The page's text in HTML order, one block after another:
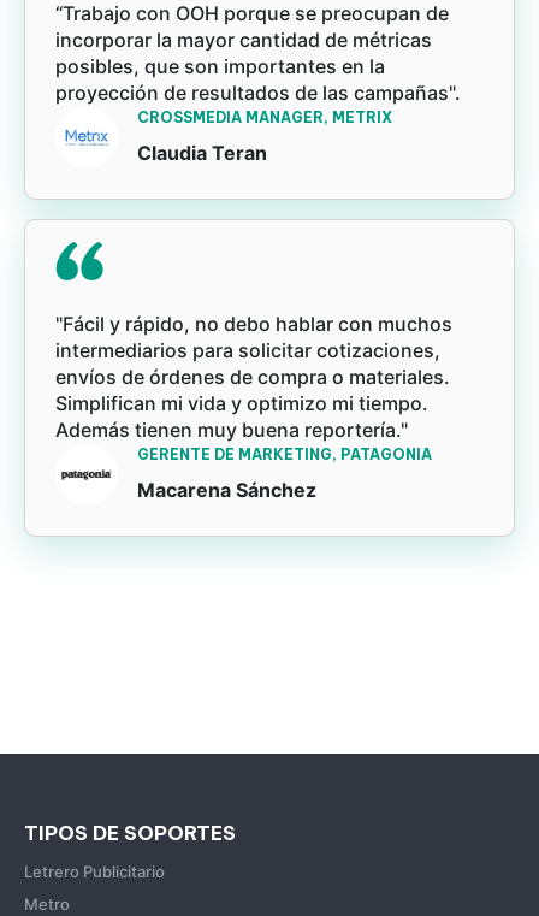
“Trabajo con OOH porque se preocupan de
incorporar la mayor cantidad de métricas
posibles, que son importantes en la
proyección de resultados de las campañas".
CROSSMEDIA MANAGER, METRIX
Claudia Teran
"Fácil y rápido, no debo hablar con muchos
intermediarios para solicitar cotizaciones,
envíos de órdenes de compra o materiales.
Simplifican mi vida y optimizo mi tiempo.
Además tienen muy buena reportería."
GERENTE DE MARKETING, PATAGONIA
Macarena Sánchez
TIPOS DE SOPORTES
Letrero Publicitario
Metro